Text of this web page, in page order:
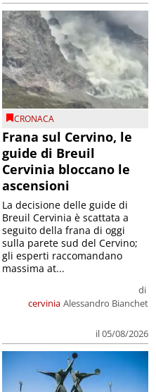
CRONACA
Frana sul Cervino, le
guide di Breuil
Cervinia bloccano le
ascensioni
cervinia
di
Alessandro Bianchet
il 05/08/2026
La decisione delle guide di
Breuil Cervinia è scattata a
seguito della frana di oggi
sulla parete sud del Cervino;
gli esperti raccomandano
massima at...